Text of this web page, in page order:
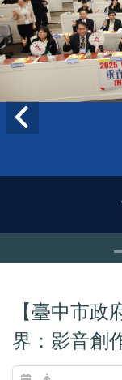
【臺中市
界：影音創